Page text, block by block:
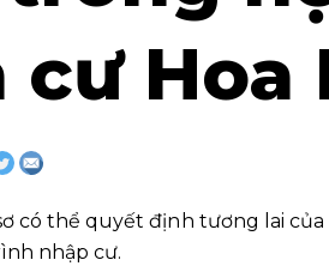
Hoa
có thể quyết định tương lai
nhập cư.